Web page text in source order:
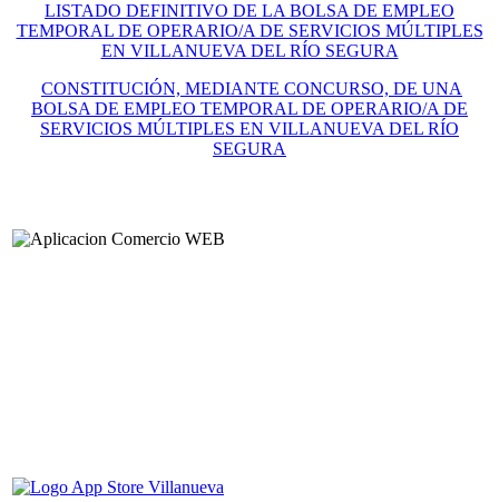
LISTADO DEFINITIVO DE LA BOLSA DE EMPLEO
TEMPORAL DE OPERARIO/A DE SERVICIOS MÚLTIPLES
EN VILLANUEVA DEL RÍO SEGURA
CONSTITUCIÓN, MEDIANTE CONCURSO, DE UNA
BOLSA DE EMPLEO TEMPORAL DE OPERARIO/A DE
SERVICIOS MÚLTIPLES EN VILLANUEVA DEL RÍO
SEGURA